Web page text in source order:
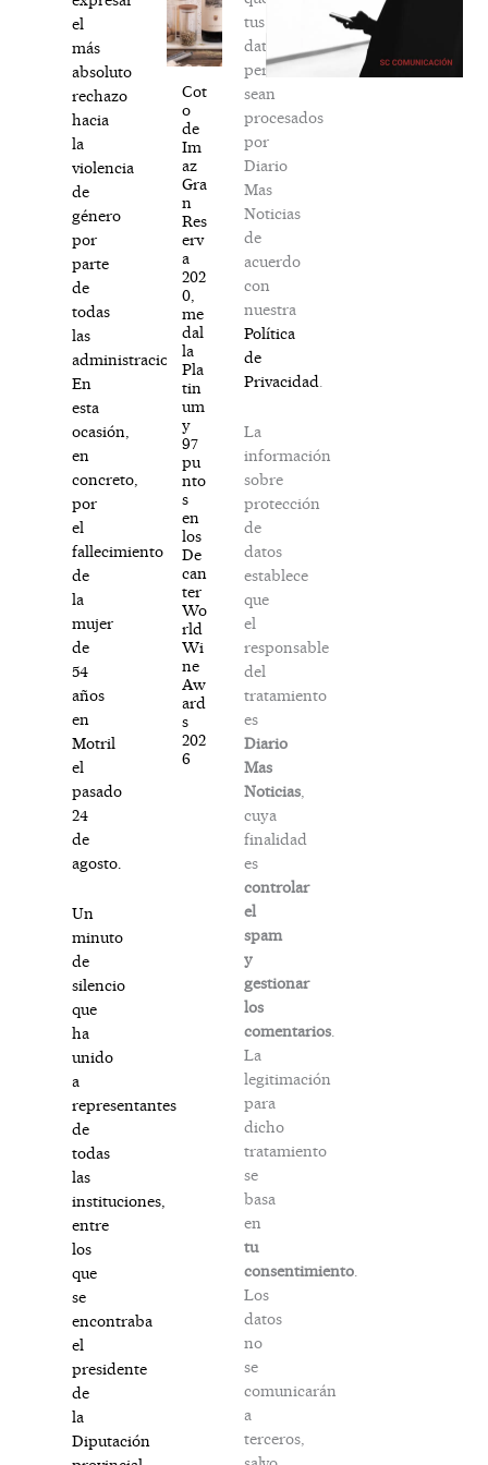
el
más
absoluto
rechazo
hacia
la
violencia
de
género
por
parte
de
todas
las
administraciones.
En
esta
ocasión,
en
concreto,
por
el
fallecimiento
de
la
mujer
de
54
años
en
Motril
el
pasado
24
de
agosto.
Un
minuto
de
silencio
que
ha
unido
a
representantes
de
todas
las
instituciones,
entre
los
que
se
encontraba
el
presidente
de
la
Diputación
Cot
o
de
Im
az
Gra
n
Res
erv
a
202
0,
me
dal
la
Pla
tin
um
y
97
pu
nto
s
en
los
De
can
ter
Wo
rld
Wi
ne
Aw
ard
s
202
6
tus
datos
personales
sean
procesados
por
Diario
Mas
Noticias
de
acuerdo
con
nuestra
Política
de
Privacidad
La
información
sobre
protección
de
datos
establece
que
el
responsable
del
tratamiento
es
Diario
Mas
Noticias,
cuya
finalidad
es
controlar
el
spam
y
gestionar
los
comentarios.
La
legitimación
para
dicho
tratamiento
se
basa
en
tu
consentimiento.
Los
datos
no
se
comunicarán
a
terceros,